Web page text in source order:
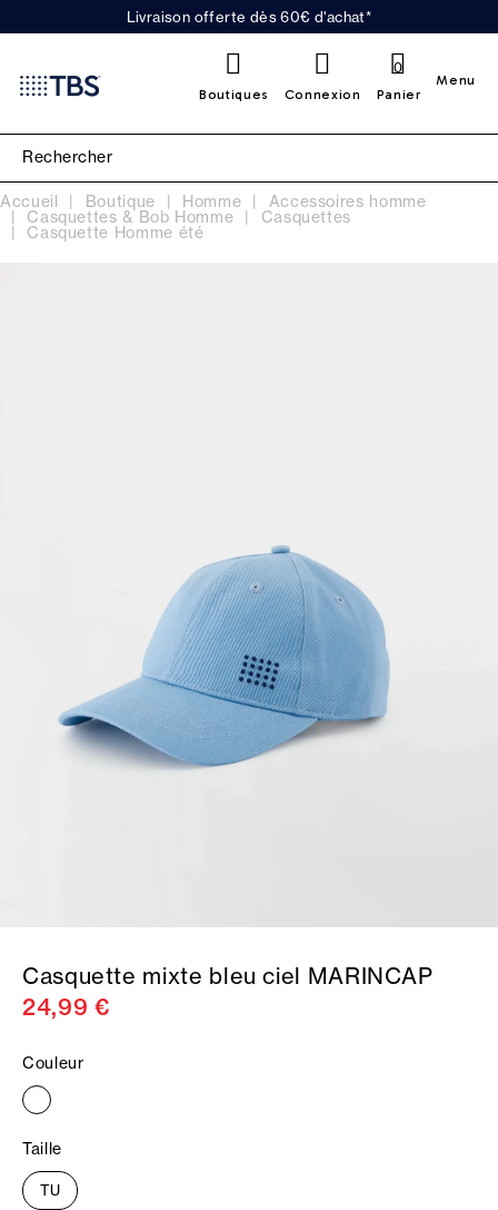
Livraison offerte dès 60€ d'achat*
Boutiques Connexion Panier
0
Menu
Accueil Boutique Homme Accessoires homme
Casquettes & Bob Homme Casquettes
Casquette Homme été
Casquette mixte bleu ciel MARINCAP
24,99 €
Couleur
Taille
TU